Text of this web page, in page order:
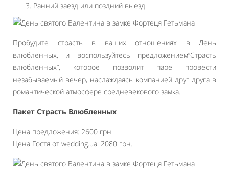
Ранний заезд или поздний выезд
Пробудите страсть в ваших отношениях в День
влюбленных, и воспользуйтесь предложением”Страсть
влюбленных”, которое позволит паре провести
незабываемый вечер, наслаждаясь компанией друг друга в
романтической атмосфере средневекового замка.
Пакет Страсть Влюбленных
Цена предложения: 2600 грн
Цена Гостя от wedding.ua: 2080 грн.